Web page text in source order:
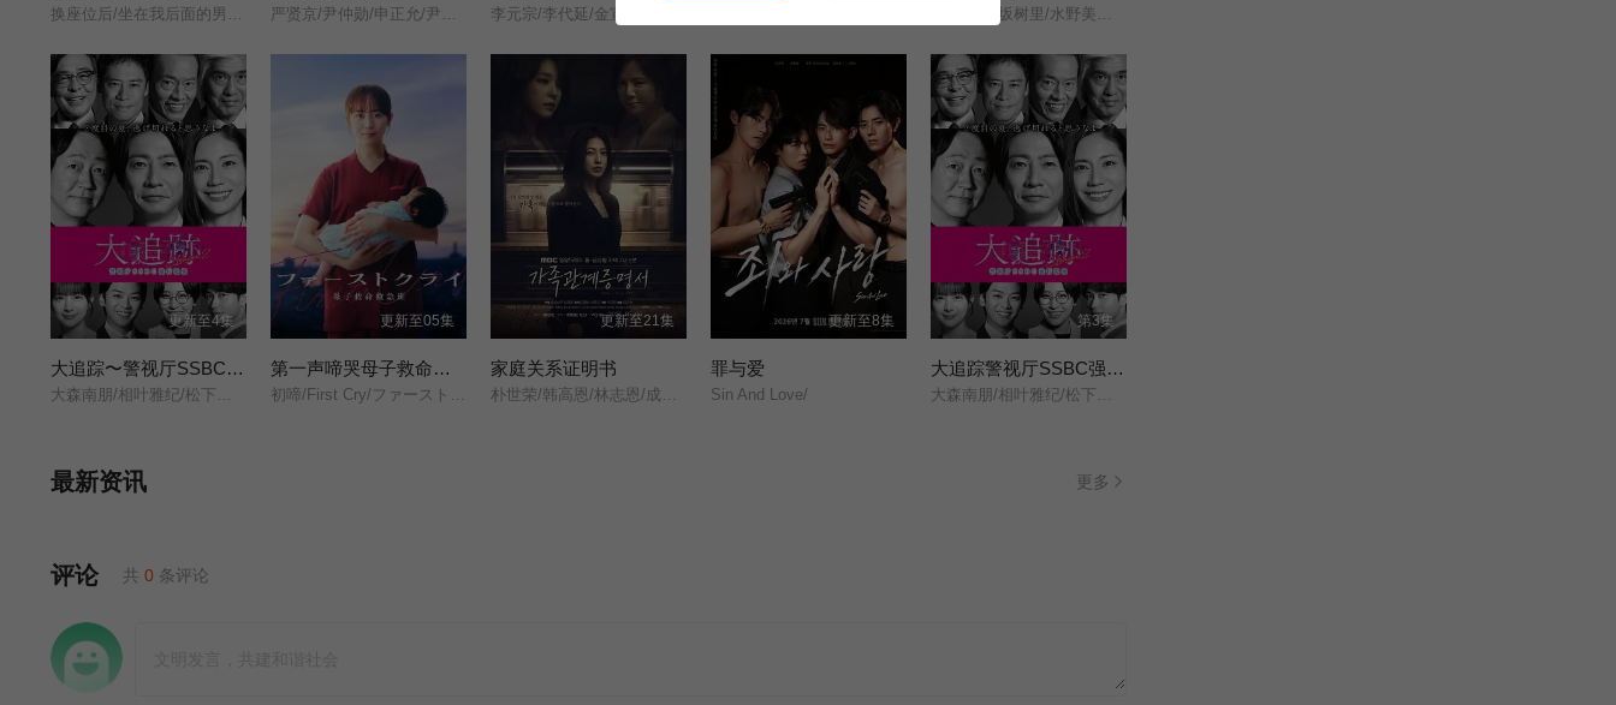
换座位后/坐在我后面的男生好像喜欢我/After Moving Seats/ The Boy Behind Me Has A Crush On Me/ย้ายที่นั่งทั้งที ไหงผู้ชายที่นั่งข้างหลังมาชอบผมได้ล่ะ/ 严贤京/尹仲勋/申正允/尹多英/金惠玉/鲜于在德/尹多勋/文喜京/李商淑/郑孝彬/李家豪/郑永琡/ 见上爱/上坂树里/水野美纪/早坂美海/小林隆/小林虎之介/津崎史郎/岩瀬顕子/三浦贵大/根岸季衣/大岛美幸/义达祐未/たくや/原田泰造/北村一辉/佐野晶哉/藤原季节/林裕太/坂东弥十郎/内田慈/小倉史也/片冈鹤太郎/松金米子/广冈由里子/春海四方/多部未华子/高岛政宏/二田絢乃/中田青渚/井上向日葵/丸山礼/研直子/生田绘梨花/菊池亚希子/中井友望/木越明/原嶋凛/玄理/伊势志摩/古川雄大/坂口涼太郎/平野生成/森田甘路/猫背椿/饭尾和树/若林时英/村上穂乃佳/东野绚香/大河原次郎/野添义弘/筒井道隆/仲/
更新至4集
大追踪〜警视厅SSBC强行犯系〜 第二季
更新至05集
第一声啼哭母子救命急救班
更新至21集
家庭关系证明书
更新至8集
罪与爱
Sin And Love/
第3集
大追踪警视厅SSBC强行犯系第二季
最新资讯 更多
评论 共 0 条评论